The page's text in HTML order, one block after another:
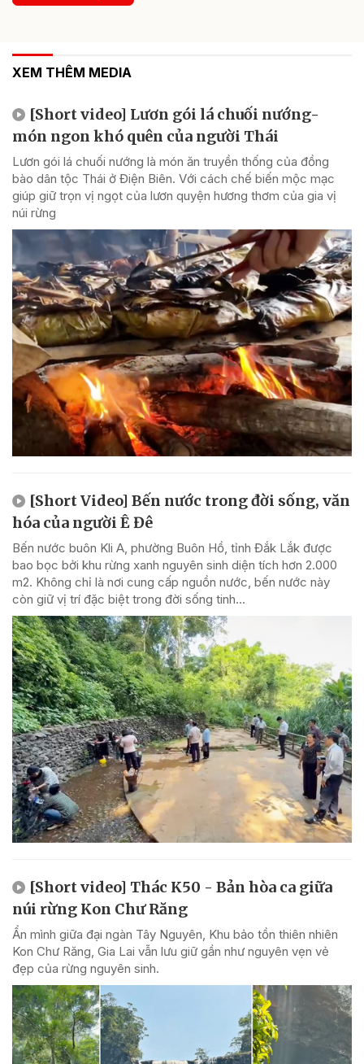
XEM THÊM MEDIA
[Short video] Lươn gói lá chuối nướng-
món ngon khó quên của người Thái
Lươn gói lá chuối nướng là món ăn truyền thống của đồng
bào dân tộc Thái ở Điện Biên. Với cách chế biến mộc mạc
giúp giữ trọn vị ngọt của lươn quyện hương thơm của gia vị
núi rừng
[Short Video] Bến nước trong đời sống, văn
hóa của người Ê Đê
Bến nước buôn Kli A, phường Buôn Hồ, tỉnh Đắk Lắk được
bao bọc bởi khu rừng xanh nguyên sinh diện tích hơn 2.000
m2. Không chỉ là nơi cung cấp nguồn nước, bến nước này
còn giữ vị trí đặc biệt trong đời sống tinh...
[Short video] Thác K50 - Bản hòa ca giữa
núi rừng Kon Chư Răng
Ẩn mình giữa đại ngàn Tây Nguyên, Khu bảo tồn thiên nhiên
Kon Chư Răng, Gia Lai vẫn lưu giữ gần như nguyên vẹn vẻ
đẹp của rừng nguyên sinh.